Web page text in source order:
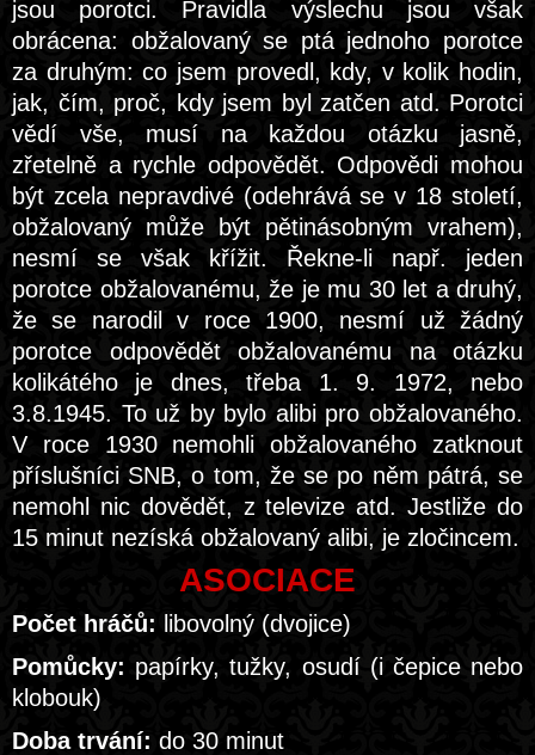
jsou porotci. Pravidla výslechu jsou však
obrácena: obžalovaný se ptá jednoho porotce
za druhým: co jsem provedl, kdy, v kolik hodin,
jak, čím, proč, kdy jsem byl zatčen atd. Porotci
vědí vše, musí na každou otázku jasně,
zřetelně a rychle odpovědět. Odpovědi mohou
být zcela nepravdivé (odehrává se v 18 století,
obžalovaný může být pětinásobným vrahem),
nesmí se však křížit. Řekne-li např. jeden
porotce obžalovanému, že je mu 30 let a druhý,
že se narodil v roce 1900, nesmí už žádný
porotce odpovědět obžalovanému na otázku
kolikátého je dnes, třeba 1. 9. 1972, nebo
3.8.1945. To už by bylo alibi pro obžalovaného.
V roce 1930 nemohli obžalovaného zatknout
příslušníci SNB, o tom, že se po něm pátrá, se
nemohl nic dovědět, z televize atd. Jestliže do
15 minut nezíská obžalovaný alibi, je zločincem.
ASOCIACE
Počet hráčů: libovolný (dvojice)
Pomůcky: papírky, tužky, osudí (i čepice nebo
klobouk)
Doba trvání: do 30 minut